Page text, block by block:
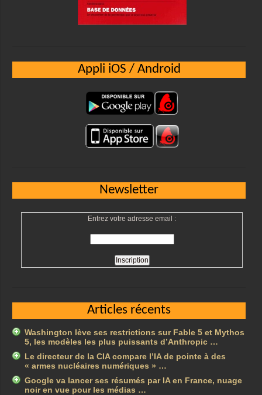
Appli iOS / Android
Newsletter
Entrez votre adresse email :
Articles récents
Washington lève ses restrictions sur Fable 5 et Mythos
5, les modèles les plus puissants d’Anthropic …
Le directeur de la CIA compare l’IA de pointe à des
« armes nucléaires numériques » …
Google va lancer ses résumés par IA en France, nuage
noir en vue pour les médias …